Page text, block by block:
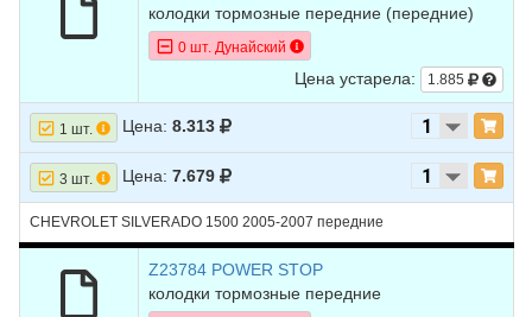
колодки тормозные передние (передние)
0 шт. Дунайский
Цена устарела: 1.885
1 шт. Цена: 8.313
3 шт. Цена: 7.679
CHEVROLET SILVERADO 1500 2005-2007 передние
Z23784 POWER STOP
колодки тормозные передние